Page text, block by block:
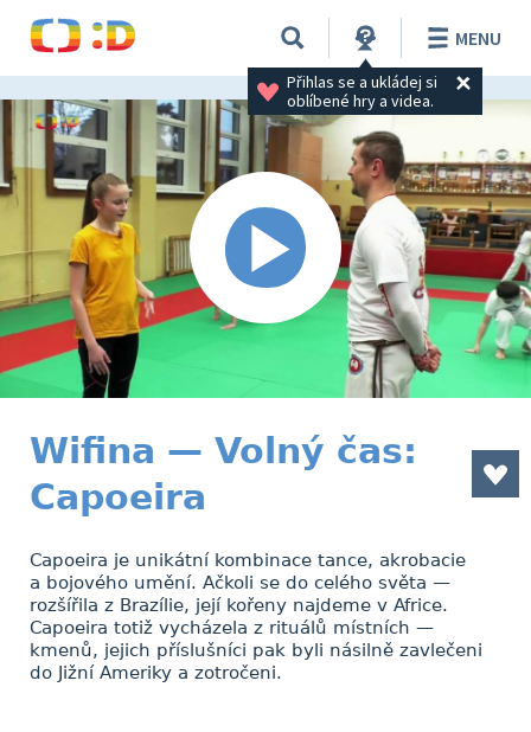
Přihlas se a ukládej si
oblíbené hry a videa.
MENU
Wifina — Volný čas:
Capoeira
Capoeira je unikátní kombinace tance, akrobacie
a bojového umění. Ačkoli se do celého světa —
rozšířila z Brazílie, její kořeny najdeme v Africe.
Capoeira totiž vycházela z rituálů místních —
kmenů, jejich příslušníci pak byli násilně zavlečeni
do Jižní Ameriky a zotročeni.